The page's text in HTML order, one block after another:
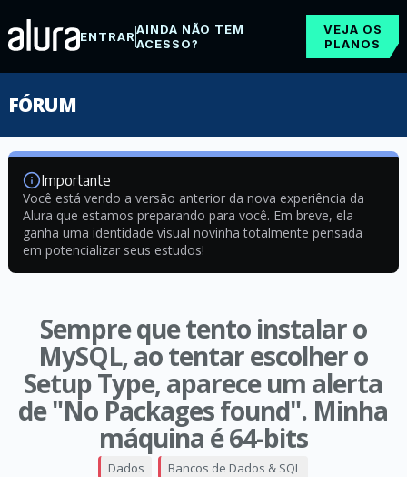
ENTRARAINDA NÃO TEM
ACESSO?
VEJA OS
PLANOS
FÓRUM
Importante
Você está vendo a versão anterior da nova experiência da
Alura que estamos preparando para você. Em breve, ela
ganha uma identidade visual novinha totalmente pensada
em potencializar seus estudos!
Sempre que tento instalar o
MySQL, ao tentar escolher o
Setup Type, aparece um alerta
de "No Packages found". Minha
máquina é 64-bits
Dados Bancos de Dados & SQL